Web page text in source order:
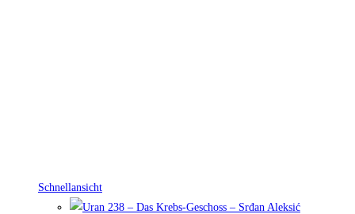
Schnellansicht